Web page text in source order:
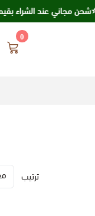
مجاني عند الشراء بقيمة 250 ريال ⭐️⭐️
0
ترتيب